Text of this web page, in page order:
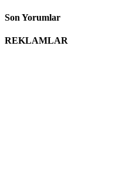
Son Yorumlar
REKLAMLAR